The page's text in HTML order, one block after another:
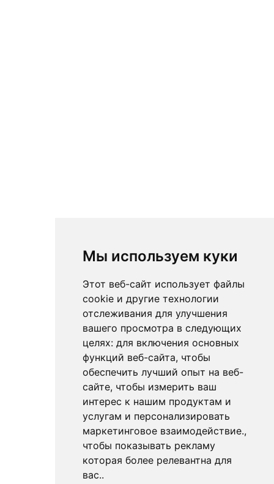
Мы используем куки
Этот веб-сайт использует файлы
cookie и другие технологии
отслеживания для улучшения
вашего просмотра в следующих
целях: для включения основных
функций веб-сайта, чтобы
обеспечить лучший опыт на веб-
сайте, чтобы измерить ваш
интерес к нашим продуктам и
услугам и персонализировать
маркетинговое взаимодействие.,
чтобы показывать рекламу
которая более релевантна для
вас..